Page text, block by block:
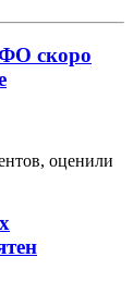
скоро
оценили